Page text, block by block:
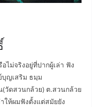
ไม่จริงอยู่ที่ปากผู้เล่า ฟัง
บุญเสริม ธมฺม
ดสวนกล้วย) ต.สวนกล้วย
ห้ผมฟังตั้งแต่สมัยยัง